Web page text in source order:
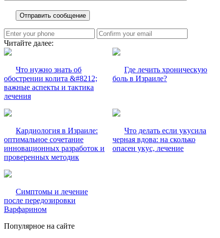
Читайте далее:
Что нужно знать об
обострении колита &#8212;
важные аспекты и тактика
лечения
Где лечить хроническую
боль в Израиле?
Кардиология в Израиле:
оптимальное сочетание
инновационных разработок и
проверенных методик
Что делать если укусила
черная вдова: на сколько
опасен укус, лечение
Симптомы и лечение
после передозировки
Варфарином
Популярное на сайте